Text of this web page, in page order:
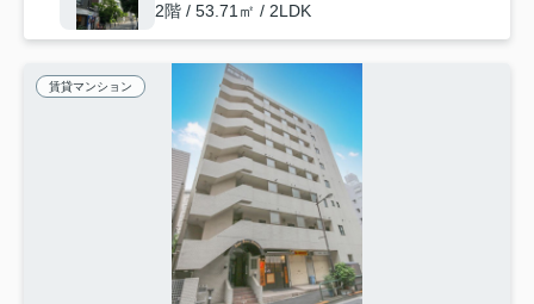
2階 / 53.71㎡ / 2LDK
賃貸マンション